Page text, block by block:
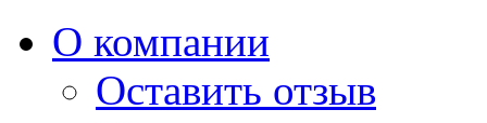
О компании
Оставить отзыв